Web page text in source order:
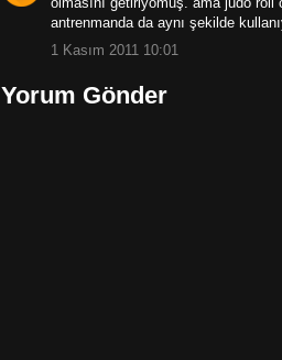
antrenmanda da aynı şekilde
1 Kasım 2011 10:01
Yorum Gönder